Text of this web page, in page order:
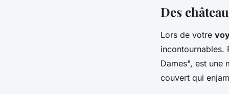
Des
Lors de votre
incontournables.
Dames", est une
couvert qui